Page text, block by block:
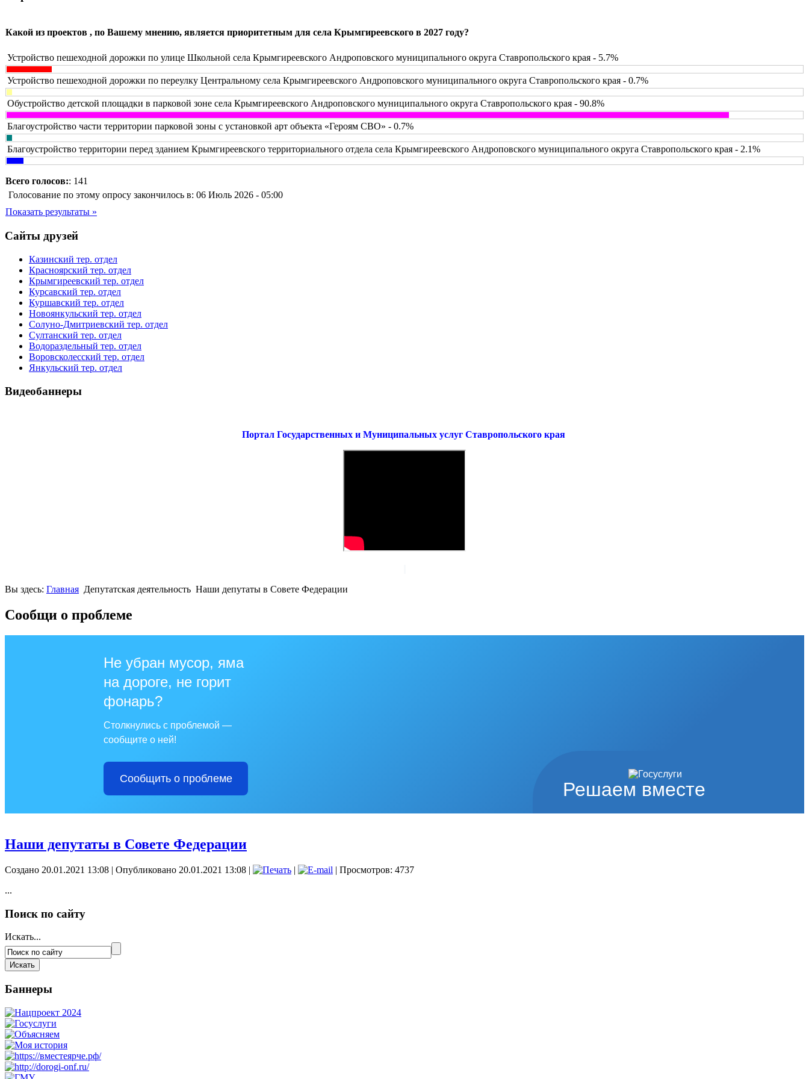
Какой из проектов , по Вашему мнению, является приоритетным для села Крымгиреевского в 2027 году?
Устройство пешеходной дорожки по улице Школьной села Крымгиреевского Андроповского муниципального округа Ставропольского края - 5.7%
Устройство пешеходной дорожки по переулку Центральному села Крымгиреевского Андроповского муниципального округа Ставропольского края - 0.7%
Обустройство детской площадки в парковой зоне села Крымгиреевского Андроповского муниципального округа Ставропольского края - 90.8%
Благоустройство части территории парковой зоны с установкой арт объекта «Героям СВО» - 0.7%
Благоустройство территории перед зданием Крымгиреевского территориального отдела села Крымгиреевского Андроповского муниципального округа Ставропольского края - 2.1%
Всего голосов:: 141
Голосование по этому опросу закончилось в: 06 Июль 2026 - 05:00
Показать результаты »
Сайты друзей
Казинский тер. отдел
Красноярский тер. отдел
Крымгиреевский тер. отдел
Курсавский тер. отдел
Куршавский тер. отдел
Новоянкульский тер. отдел
Солуно-Дмитриевский тер. отдел
Султанский тер. отдел
Водораздельный тер. отдел
Воровсколесский тер. отдел
Янкульский тер. отдел
Видеобаннеры
Портал Государственных и Муниципальных услуг Ставропольского края
Вы здесь: Главная Депутатская деятельность Наши депутаты в Совете Федерации
Сообщи о проблеме
Решаем вместе
Не убран мусор, яма
на дороге, не горит
фонарь?
Столкнулись с проблемой —
сообщите о ней!
Сообщить о проблеме
Наши депутаты в Совете Федерации
Создано 20.01.2021 13:08 | Опубликовано 20.01.2021 13:08 | |
| Просмотров: 4737
...
Поиск по сайту
Искать...
Баннеры